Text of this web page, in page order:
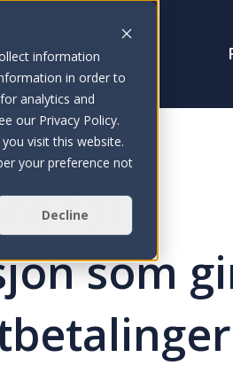
information
in order to
analytics and
our Privacy Policy.
visit this website.
your preference not
Declinefor
som